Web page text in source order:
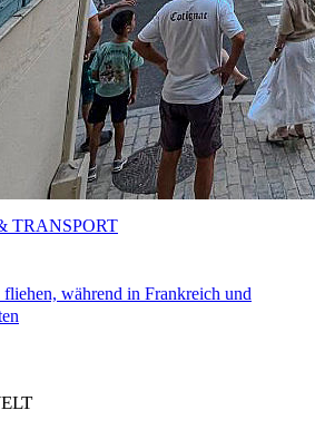
während in Frankreich und
TRANSPORT